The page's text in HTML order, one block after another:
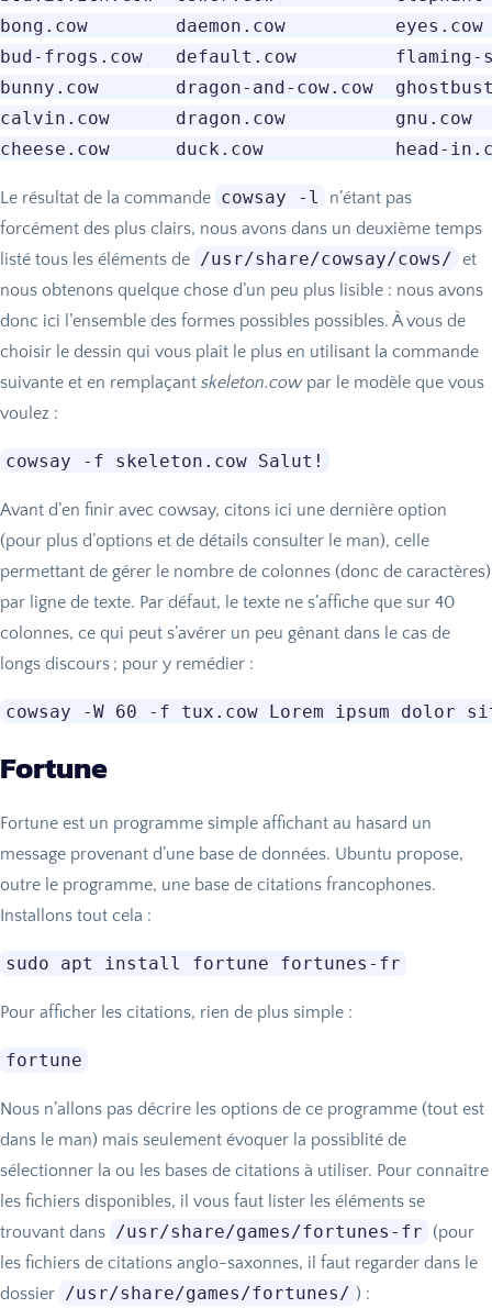
bong.cow        daemon.cow
bud-frogs.cow   default.cow
bunny.cow       dragon-and-cow.cow
calvin.cow      dragon.cow
Le résultat de la commande cowsay -l
n’étant pas
forcément des plus clairs, nous avons dans un deuxième temps
listé tous les éléments de /usr/share/cowsay/cows/ et
nous obtenons quelque chose d’un peu plus lisible : nous avons
donc ici l’ensemble des formes possibles possibles. À vous de
choisir le dessin qui vous plaît le plus en utilisant la commande
suivante et en remplaçant skeleton.cowpar le modèle que vous
voulez :
Avant d’en finir avec cowsay, citons ici une dernière option
(pour plus d’options et de détails consulter le man), celle
permettant de gérer le nombre de colonnes (donc de caractères)
par ligne de texte. Par défaut, le texte ne s’affiche que sur 40
colonnes, ce qui peut s’avérer un peu gênant dans le cas de
longs discours ; pour y remédier :
Fortune
Fortune est un programme simple affichant au hasard un
message provenant d’une base de données. Ubuntu propose,
outre le programme, une base de citations francophones.
Installons tout cela :
Pour afficher les citations, rien de plus simple :
Nous n’allons pas décrire les options de ce programme (tout est
dans le man) mais seulement évoquer la possiblité de
sélectionner la ou les bases de citations à utiliser. Pour connaître
les fichiers disponibles, il vous faut lister les éléments se
trouvant dans /usr/share/games/fortunes-fr (pour
les fichiers de citations anglo-saxonnes, il faut regarder dans le
dossier /usr/share/games/fortunes/ ) :